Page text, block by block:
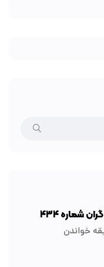
شماره ۴۳۴